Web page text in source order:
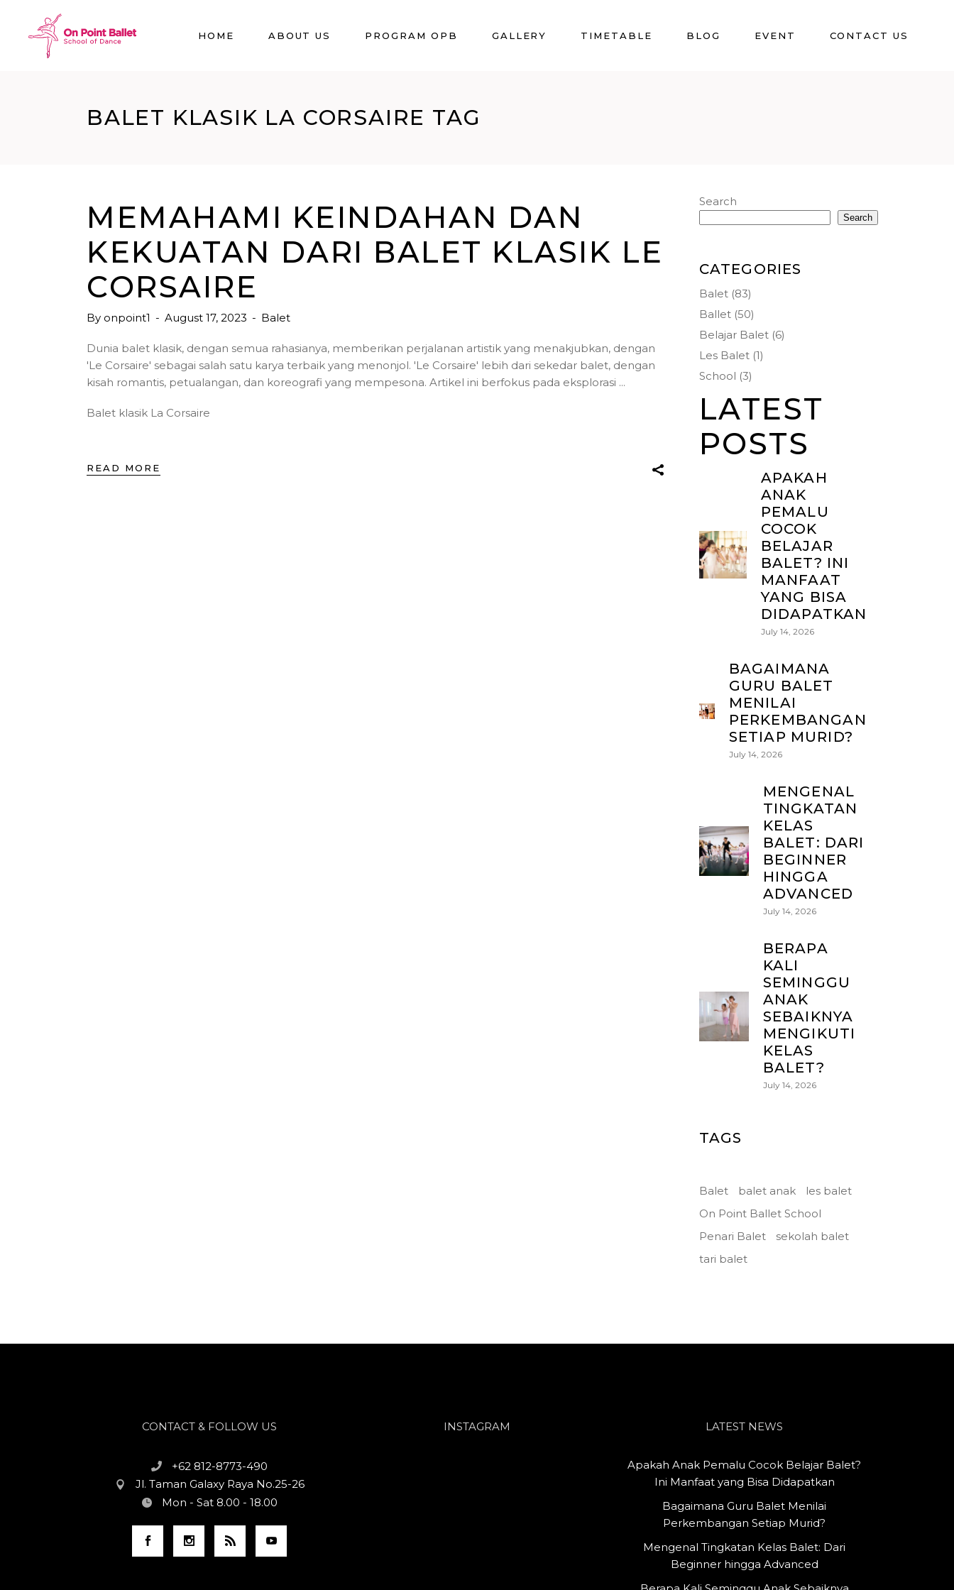
HOME ABOUT US PROGRAM OPB GALLERY TIMETABLE BLOG EVENT CONTACT US
BALET KLASIK LA CORSAIRE TAG
MEMAHAMI KEINDAHAN DAN
KEKUATAN DARI BALET KLASIK LE
CORSAIRE
By onpoint1 August 17, 2023 Balet
Dunia balet klasik, dengan semua rahasianya, memberikan perjalanan artistik yang menakjubkan, dengan
'Le Corsaire' sebagai salah satu karya terbaik yang menonjol. 'Le Corsaire' lebih dari sekedar balet, dengan
kisah romantis, petualangan, dan koreografi yang mempesona. Artikel ini berfokus pada eksplorasi
Balet klasik La Corsaire
READ MORE
Search
Search
CATEGORIES
Balet(83)
Ballet(50)
Belajar Balet(6)
Les Balet(1)
School (3)
LATEST
POSTS
APAKAH
ANAK
PEMALU
COCOK
BELAJAR
BALET? INI
MANFAAT
YANG BISA
DIDAPATKAN
July 14, 2026
BAGAIMANA
GURU BALET
MENILAI
PERKEMBANGAN
SETIAP MURID?
July 14, 2026
MENGENAL
TINGKATAN
KELAS
BALET: DARI
BEGINNER
HINGGA
ADVANCED
July 14, 2026
BERAPA
KALI
SEMINGGU
ANAK
SEBAIKNYA
MENGIKUTI
KELAS
BALET?
July 14, 2026
TAGS
Balet balet anak
les balet
On Point Ballet School
Penari Balet
sekolah balet
tari balet
CONTACT & FOLLOW US
+62 812-8773-490
Jl. Taman Galaxy Raya No.25-26
Mon - Sat 8.00 - 18.00
INSTAGRAM LATEST NEWS
Apakah Anak Pemalu Cocok Belajar Balet?
Ini Manfaat yang Bisa Didapatkan
Bagaimana Guru Balet Menilai
Perkembangan Setiap Murid?
Mengenal Tingkatan Kelas Balet: Dari
Beginner hingga Advanced